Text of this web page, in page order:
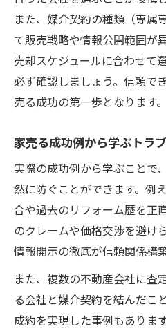
また、媒介契約の種類（専属
て販売戦略や情報公開範囲が
売却スケジュールに合わせて
必ず確認しましょう。信頼で
売る成功の第一歩となります。
家売る成功例から学ぶトラ
実際の成功例から学ぶことで
然に防ぐことができます。例
合や過去のリフォーム歴を正
のクレームや価格交渉を避け
情報開示の徹底が信頼関係構
また、複数の不動産会社に査
る会社と媒介契約を結んだこ
成約を実現した事例もありま